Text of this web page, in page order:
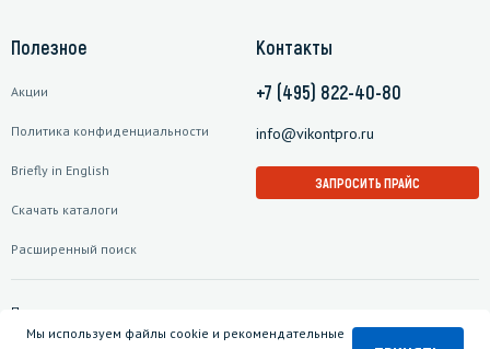
Полезное
Акции
Политика конфиденциальности
Briefly in English
Скачать каталоги
Расширенный поиск
Контакты
+7 (495) 822-40-80
info@vikontpro.ru
ЗАПРОСИТЬ ПРАЙС
Подписаться на рассылку
Мы используем файлы cookie и рекомендательные